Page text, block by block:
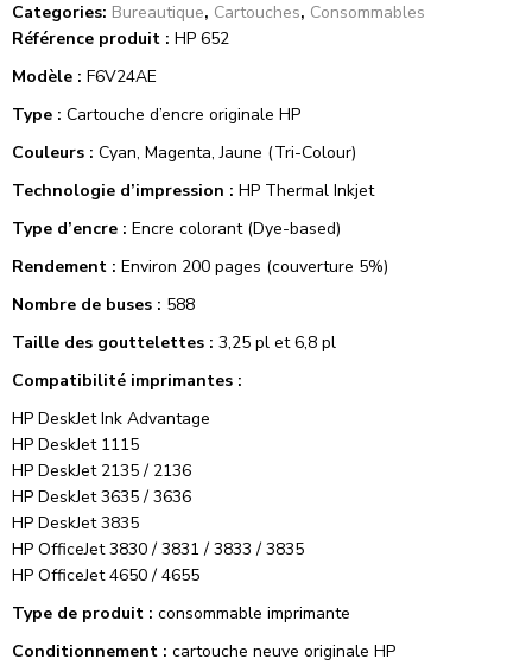
Categories: Bureautique, Cartouches, Consommables
Référence produit : HP 652
Modèle : F6V24AE
Type : Cartouche d’encre originale HP
Couleurs : Cyan, Magenta, Jaune (Tri-Colour)
Technologie d’impression : HP Thermal Inkjet
Type d’encre : Encre colorant (Dye-based)
Rendement : Environ 200 pages (couverture 5%)
Nombre de buses : 588
Taille des gouttelettes : 3,25 pl et 6,8 pl
Compatibilité imprimantes :
HP DeskJet Ink Advantage
HP DeskJet 1115
HP DeskJet 2135 / 2136
HP DeskJet 3635 / 3636
HP DeskJet 3835
HP OfficeJet 3830 / 3831 / 3833 / 3835
HP OfficeJet 4650 / 4655
Type de produit : consommable imprimante
Conditionnement : cartouche neuve originale HP